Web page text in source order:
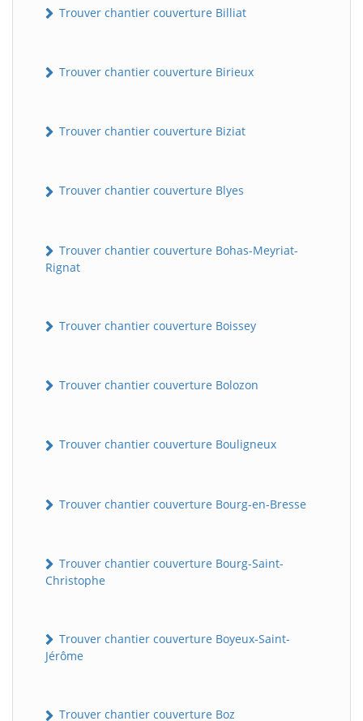
Trouver chantier couverture Billiat
Trouver chantier couverture Birieux
Trouver chantier couverture Biziat
Trouver chantier couverture Blyes
Trouver chantier couverture Bohas-Meyriat-
Rignat
Trouver chantier couverture Boissey
Trouver chantier couverture Bolozon
Trouver chantier couverture Bouligneux
Trouver chantier couverture Bourg-en-Bresse
Trouver chantier couverture Bourg-Saint-
Christophe
Trouver chantier couverture Boyeux-Saint-
Jérôme
Trouver chantier couverture Boz